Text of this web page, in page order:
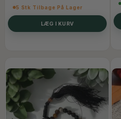
5 Stk Tilbage På Lager
LÆG I KURV